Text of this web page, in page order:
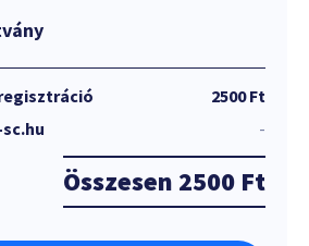
2500 Ft
-
Összesen 2500 Ft